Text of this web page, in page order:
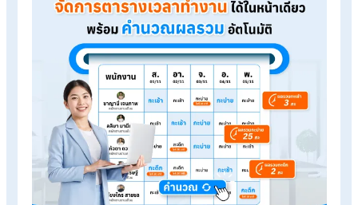
ภาระการแก้สูตรคำนวณ :เมื่อพนักงานย้ายกะ เงื่อนไขเปลี่
HR ต้องมานั่งแก้สูตร Excel ใหม่ ซึ่งมีความซับซ้อนและเสี่ยง
ความผิดพลาด
ปัญหาเหล่านี้สร้างความปวดหัวให้แก่ HR เป็นอย่างมาก จะดีกว่าไ
ถ้าคุณสามารถจัดการทุกความเปลี่ยนแปลงของตารางงานได้ในห
เดียว โดยไม่ต้องปวดหัวกับการคำนวณมืออีกต่อไป